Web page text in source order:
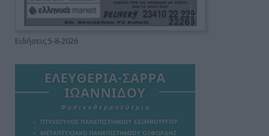
Ειδήσεις 5-8-2026